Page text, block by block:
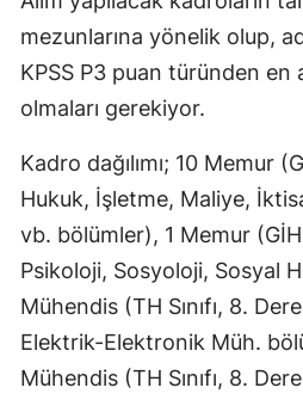
mezunlarına yönelik olup,
KPSS P3 puan türünden en
olmaları gerekiyor.
Kadro dağılımı; 10 Memur
Hukuk, İşletme, Maliye,
vb. bölümler), 1 Memur (GİH
Psikoloji, Sosyoloji, Sosyal
Mühendis (TH Sınıfı, 8.
Elektrik-Elektronik Müh.
Mühendis (TH Sınıfı, 8.